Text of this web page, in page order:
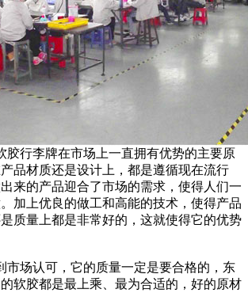
胶行李牌在市场上一直拥有优势的主要原
品材质还是设计上，都是遵循现在流行
来的产品迎合了市场的需求，使得人们一
加上优良的做工和高能的技术，使得产品
质量上都是非常好的，这就使得它的优势
市场认可，它的质量一定是要合格的，东
软胶都是最上乘、最为合适的，好的原材